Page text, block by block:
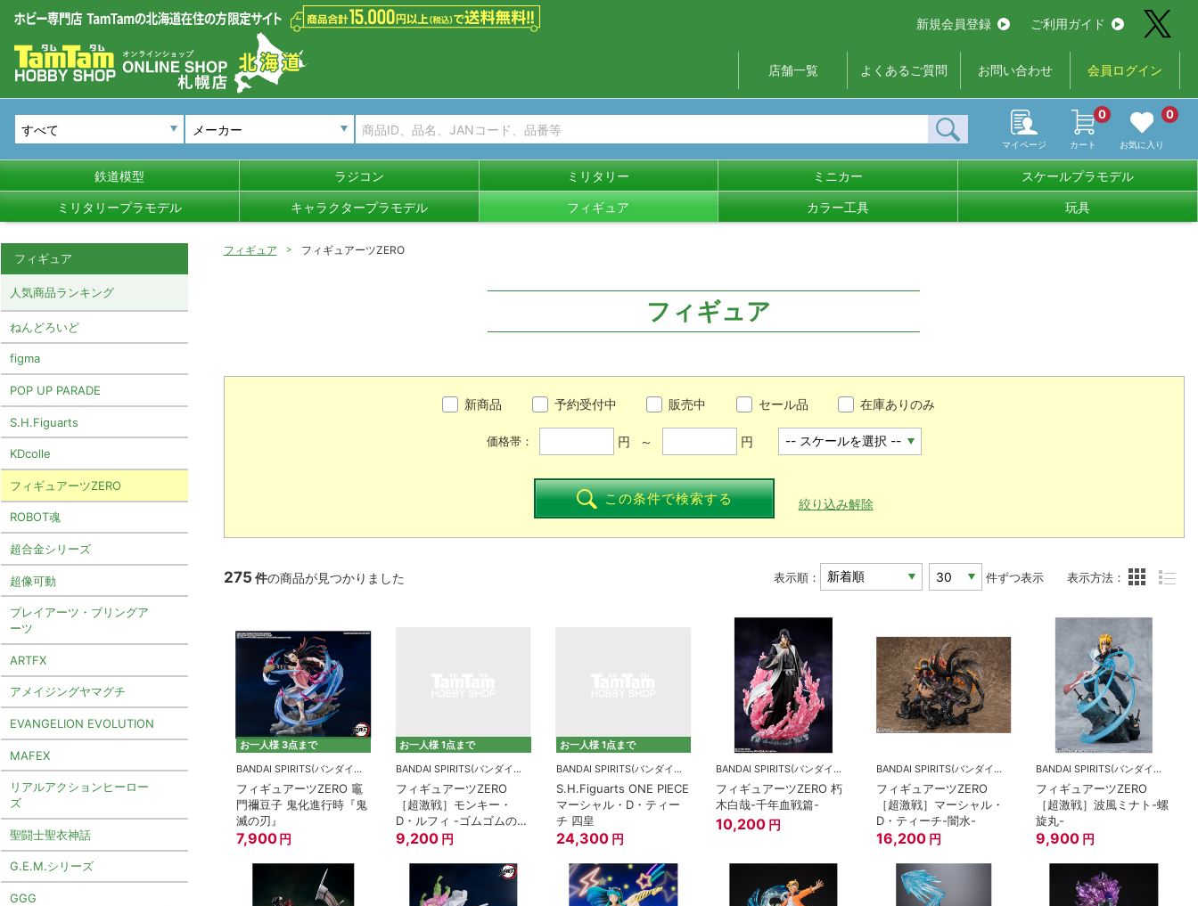
新規会員登録 ご利用ガイド
店舗一覧 よくあるご質問 お問い合わせ 会員ログイン
メーカー
マイページ カート
0
お気に入り
0
鉄道模型 ラジコン ミリタリー ミニカー スケールプラモデル
ミリタリープラモデル キャラクタープラモデル フィギュア カラー工具 玩具
フィギュア フィギュアーツZERO
フィギュア
新商品 予約受付中 販売中 セール品 在庫ありのみ
価格帯： 円 ～ 円
この条件で検索する 絞り込み解除
275 件の商品が見つかりました 表示順： 件ずつ表示 表示方法：
お一人様 3点まで
BANDAI SPIRITS(バンダイスピリッツ)
フィギュアーツZERO 竈
門禰豆子 鬼化進行時『鬼
滅の刃』
7,900 円
お一人様 1点まで
BANDAI SPIRITS(バンダイスピリッツ)
フィギュアーツZERO
［超激戦］モンキー・
D・ルフィ -ゴムゴムの鷹
銃乱打-
9,200 円
お一人様 1点まで
BANDAI SPIRITS(バンダイスピリッツ)
S.H.Figuarts ONE PIECE
マーシャル・D・ティー
チ 四皇
24,300 円
BANDAI SPIRITS(バンダイスピリッツ)
フィギュアーツZERO 朽
木白哉-千年血戦篇-
10,200 円
BANDAI SPIRITS(バンダイスピリッツ)
フィギュアーツZERO
［超激戦］マーシャル・
D・ティーチ-闇水-
16,200 円
BANDAI SPIRITS(バンダイスピリッツ)
フィギュアーツZERO
［超激戦］波風ミナト-螺
旋丸-
9,900 円
フィギュア
人気商品ランキング
ねんどろいど
figma
POP UP PARADE
S.H.Figuarts
KDcolle
フィギュアーツZERO
ROBOT魂
超合金シリーズ
超像可動
プレイアーツ・ブリングア
ーツ
ARTFX
アメイジングヤマグチ
EVANGELION EVOLUTION
MAFEX
リアルアクションヒーロー
ズ
聖闘士聖衣神話
G.E.M.シリーズ
GGG